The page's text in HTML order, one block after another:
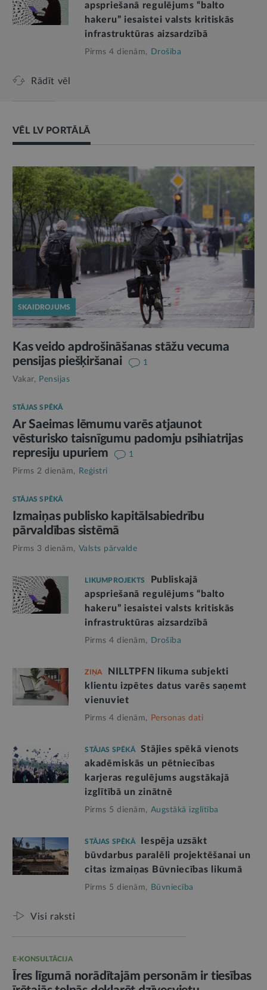
apspriešanā regulējums “balto
hakeru” iesaistei valsts kritiskās
infrastruktūras aizsardzībā
Pirms 4 dienām, Drošība
Rādīt vēl
VĒL LV PORTĀLĀ
SKAIDROJUMS
Kas veido apdrošināšanas stāžu vecuma
pensijas piešķiršanai
1
Vakar, Pensijas
STĀJAS SPĒKĀ
Ar Saeimas lēmumu varēs atjaunot
vēsturisko taisnīgumu padomju psihiatrijas
represiju upuriem
1
Pirms 2 dienām, Reģistri
STĀJAS SPĒKĀ
Izmaiņas publisko kapitālsabiedrību
pārvaldības sistēmā
Pirms 3 dienām, Valsts pārvalde
LIKUMPROJEKTS
Publiskajā
apspriešanā regulējums “balto
hakeru” iesaistei valsts kritiskās
infrastruktūras aizsardzībā
Pirms 4 dienām, Drošība
ZIŅA
NILLTPFN likuma subjekti
klientu izpētes datus varēs saņemt
vienuviet
Pirms 4 dienām, Personas dati
STĀJAS SPĒKĀ
Stājies spēkā vienots
akadēmiskās un pētniecības
karjeras regulējums augstākajā
izglītībā un zinātnē
Pirms 5 dienām, Augstākā izglītība
STĀJAS SPĒKĀ
Iespēja uzsākt
būvdarbus paralēli projektēšanai un
citas izmaiņas Būvniecības likumā
Pirms 5 dienām, Būvniecība
Visi raksti
E-KONSULTĀCIJA
Īres līgumā norādītajām personām ir tiesības